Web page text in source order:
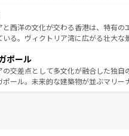
フォーやバインミー、ベトナムコーヒ
で味わいたい。どの地域を訪れてもあ
者を迎えてくれるので、きっと忘れら
ほしい。
が交差している。北部ではチェンマイ
然と触れ合い、南部ではプーケットや
チでリゾート気分を楽しむことができ
。気候は一年中温暖で、どの季節にも
ている。親しみやすいタイの人々、仏
、そして多様な観光資源が、訪れる旅
と西洋の文化が交わる香港は、特有の
いる。ヴィクトリア湾に広がる壮大な
こを訪れても感動するはず。観光スポ
、効率よく見どころを回れるのも魅力
景から文化的な体験まで、香港を存分
ポール
の交差点として多文化が融合した独自
ポール。未来的な建築物が並ぶマリー